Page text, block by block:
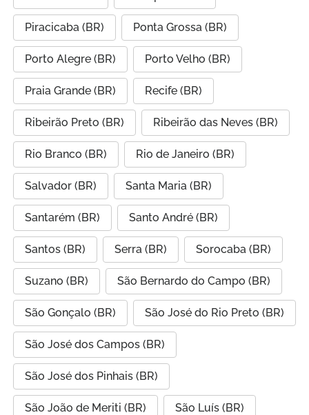
Piracicaba (BR) Ponta Grossa (BR)
Porto Alegre (BR) Porto Velho (BR)
Praia Grande (BR) Recife (BR)
Ribeirão Preto (BR) Ribeirão das Neves (BR)
Rio Branco (BR) Rio de Janeiro (BR)
Salvador (BR) Santa Maria (BR)
Santarém (BR) Santo André (BR)
Santos (BR) Serra (BR) Sorocaba (BR)
Suzano (BR) São Bernardo do Campo (BR)
São Gonçalo (BR) São José do Rio Preto (BR)
São José dos Campos (BR)
São José dos Pinhais (BR)
São João de Meriti (BR) São Luís (BR)